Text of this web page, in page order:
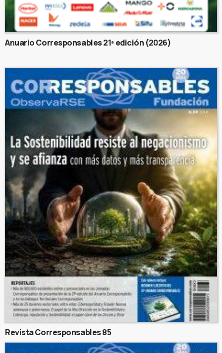
Anuario Corresponsables 21ª edición (2026)
Revista Corresponsables 85